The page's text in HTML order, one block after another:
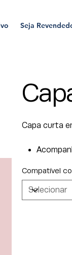
Seja
Capa curta
Compatível